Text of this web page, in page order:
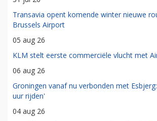
Transavia opent komende winter nieuwe
Brussels Airport
05 aug 26
KLM stelt eerste commerciële vlucht met
06 aug 26
Groningen vanaf nu verbonden met
uur rijden'
04 aug 26